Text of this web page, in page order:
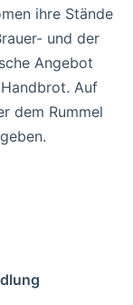
ihre Stände
und der
Angebot
Auf
dem Rummel